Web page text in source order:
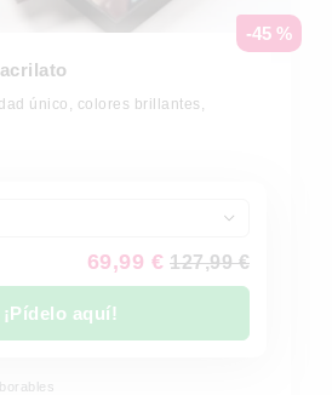
-45 %
único, colores brillantes,
69,99 € 127,99 €
¡Pídelo aquí!